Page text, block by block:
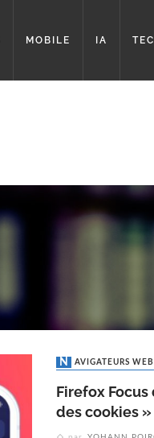
MOBILE IA
NAVIGATEURS WEB
Firefox
des cookies